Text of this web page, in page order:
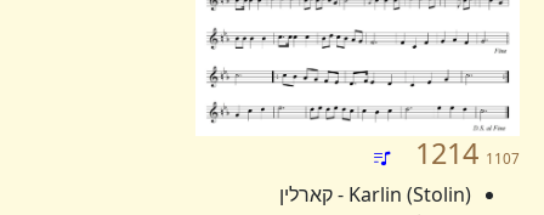
1214 1107
Karlin (Stolin) - קארלין